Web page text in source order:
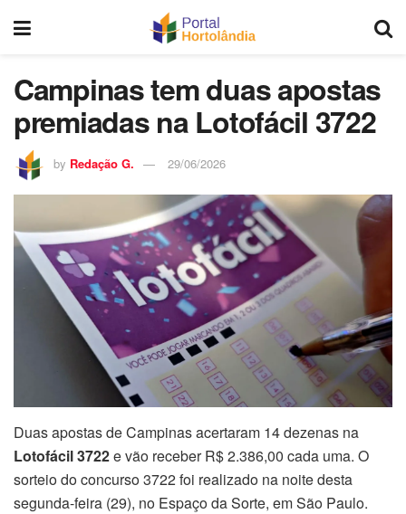
Campinas tem duas apostas
premiadas na Lotofácil 3722
by Redação G. 29/06/2026
Duas apostas de Campinas acertaram 14 dezenas na
Lotofácil 3722e vão receber R$ 2.386,00 cada uma. O
sorteio do concurso 3722 foi realizado na noite desta
segunda-feira (29), no Espaço da Sorte, em São Paulo.